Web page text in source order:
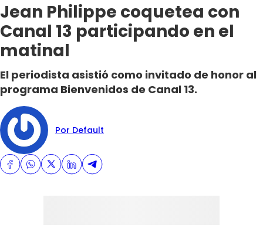
Jean Philippe coquetea con
Canal 13 participando en el
matinal
El periodista asistió como invitado de honor al
programa Bienvenidos de Canal 13.
Por Default
Sabingo
Todos Los Programas